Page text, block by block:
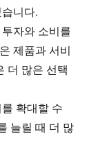
니다.
자와 소비를
제품과 서비
더 많은 선택
확대할 수
늘릴 때 더 많